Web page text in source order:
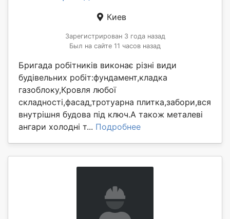
Киев
Зарегистрирован 3 года назад
Был на сайте 11 часов назад
Бригада робітників виконає різні види
будівельних робіт:фундамент,кладка
газоблоку,Кровля любої
складності,фасад,тротуарна плитка,забори,вся
внутрішня будова під ключ.А також металеві
ангари холодні т... Подробнее